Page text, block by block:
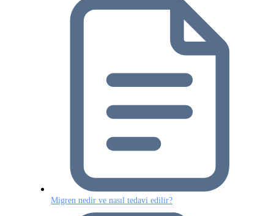
Migren nedir ve nasıl tedavi edilir?